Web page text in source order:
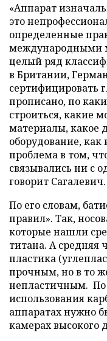
«Аппарат
это
определенные
международными
целый ряд
в Британии,
сертифицировать
прописано, по
строиться, какие
материалы, какое
оборудование, как
проблема в том,
связывались ни с
говорит Сагалевич.
По его словам,
правил». Так,
которые нашли
титана. А средняя
пластика
прочным, но в то
непластичным. По
использования
аппаратах нужно
камерах высокого